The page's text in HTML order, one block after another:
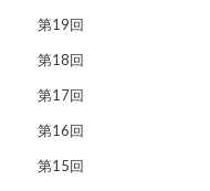
第19回
第18回
第17回
第16回
第15回